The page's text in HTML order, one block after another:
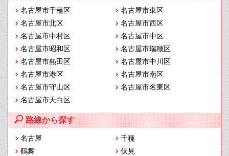
名古屋市千種区
名古屋市東区
名古屋市北区
名古屋市西区
名古屋市中村区
名古屋市中区
名古屋市昭和区
名古屋市瑞穂区
名古屋市熱田区
名古屋市中川区
名古屋市港区
名古屋市南区
名古屋市守山区
名古屋市名東区
名古屋市天白区
路線から探す
名古屋
千種
鶴舞
伏見